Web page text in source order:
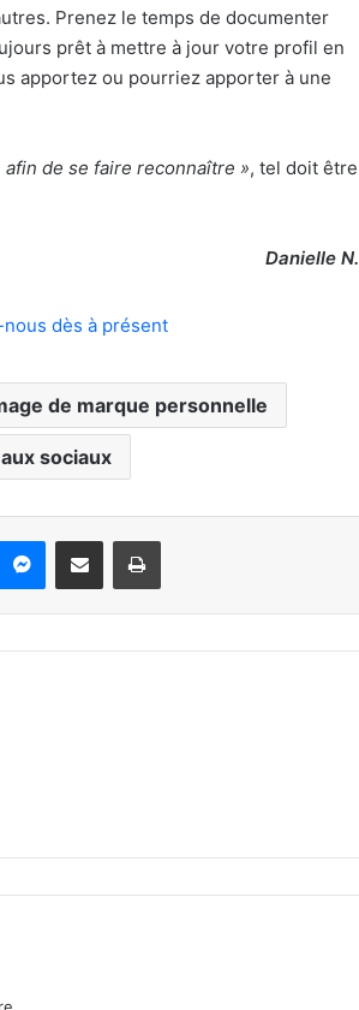
Prenez le temps de documenter
prêt à mettre à jour votre profil en
apportez ou pourriez apporter à une
de se faire reconnaître », tel doit être
Danielle N.
de marque personnelle
sociaux
Messenger
Partager par email Imprimer